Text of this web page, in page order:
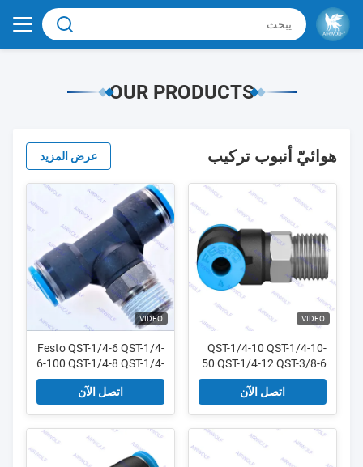
OUR PRODUCTS
هوائيّ أنبوب تركيب عرض المزيد
VIDEO
QST-1/4-10 QST-1/4-10-
50 QST-1/4-12 QST-3/8-6
سلسلة Festo QST
اتصل الآن
VIDEO
Festo QST-1/4-6 QST-1/4-
6-100 QST-1/4-8 QST-1/4-
8-50 سلسلة QST
اتصل الآن